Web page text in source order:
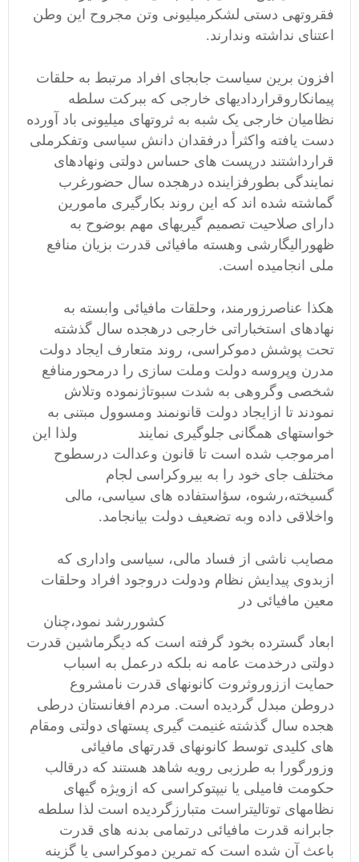
فقروتهی دستی لشکرمیلیونی وتن مجروح این وطن
اعتنای نداشته وندارند.
افزون برین سیاست جابجای افراد مرتبط به حلقات
پیمانکاروقراردادیهای خارجی که ببرکت سلطه
نظامیان خارجی یک شبه به ثروتهای میلیونی باد آورده
دست یافته واکثرأ درفقدان دانش سیاسی وتفکرملی
قرارداشتند درپست های حساس دولتی ونهادهای
نمایندگی بطورفزاینده درهجده سال حضورغرب
گماشته شده اند که این روند بکارگیری مامورین
دارای صلاحیت تصمیم گیریهای مهم بوضوح به
ظهورالیگارشی وهسته مافیائی قدرت بزیان منافع
ملی انجامیده است.
هکذا عناصرزورمند، وحلقات مافیائی وابسته به
نهادهای استخباراتی خارجی درهجده سال گذشته
تحت پوشش دموکراسی، روند متعارف ایجاد دولت
مدرن وپروسه دولت وملت سازی را درمحورمنافع
شخصی وگروهی به شدت سبوتاژنموده وتلاش
نمودند تا ازایجاد دولت قانونمند ومسوول مبتنی به
خواستهای همگانی جلوگیری نمایند ولذا این
امرموجب شده است تا قانون وعدالت درسطوح
مختلف جای خود را به بیروکراسی لجام
گسیخته،رشوه، سؤاستفاده های سیاسی، مالی
واخلاقی داده وبه تضعیف دولت بیانجامد.
مصایب ناشی از فساد مالی، سیاسی واداری که
ازبدوی پیدایش نظام ودولت دروجود افراد وحلقات
معین مافیائی در
کشوررشد نمود،چنان
ابعاد گسترده بخود گرفته است که دیگرماشین قدرت
دولتی درخدمت عامه نه بلکه درعمل به اسباب
حمایت اززوروثروت کانونهای قدرت نامشروع
دروطن مبدل گردیده است. مردم افغانستان درطی
هجده سال گذشته غنیمت گیری پستهای دولتی ومقام
های کلیدی توسط کانونهای قدرتهای مافیائی
وزورگورا به طرزبی رویه شاهد هستند که درقالب
حکومت فامیلی یا نیپتوکراسی که ازویژه گیهای
نظامهای توتالیتراست متبارزگردیده است لذا سلطه
جابرانه قدرت مافیائی درتمامی بدنه های قدرت
باعث آن شده است که تمرین دموکراسی یا گزینه